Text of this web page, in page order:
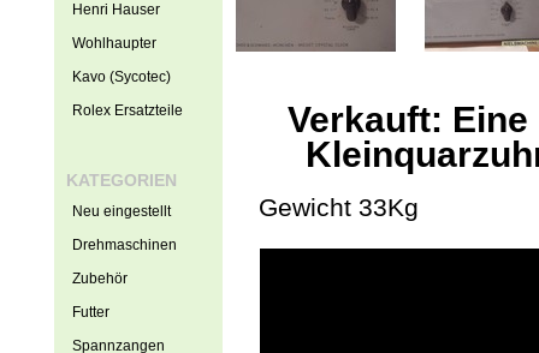
Verkauft: Eine
Gewicht 33Kg
Henri Hauser
Wohlhaupter
Kavo (Sycotec)
Rolex Ersatzteile
KATEGORIEN
Neu eingestellt
Drehmaschinen
Zubehör
Futter
Spannzangen